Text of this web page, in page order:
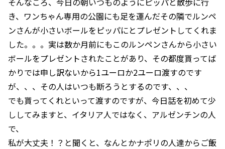
き、ワンちゃん専用の公園にも足を運んだその隣でルンペ
ンさんが小さいボールをピッパにとプレゼントしてくれま
した。。。実は数か月前にもこのルンペンさんから小さい
ボールをプレゼントされたことがあり、その都度貰ってば
かりでは申し訳ないから1ユーロか2ユーロ渡すのです
が、、、その人はいつも断ろうとするのです、、、
でも貰ってくれといって渡すのですが、今日話を初めて少
ししてみますと、イタリア人ではなく、アルゼンチンの人
で、
私が大丈夫！？と聞くと、なんとかナポリの人達からご飯